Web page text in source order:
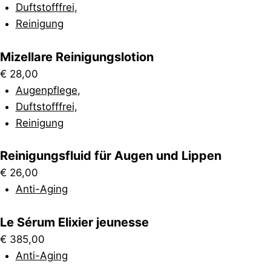
Duftstofffrei,
Reinigung
Mizellare Reinigungslotion
€ 28,00
Augenpflege,
Duftstofffrei,
Reinigung
Reinigungsfluid für Augen und Lippen
€ 26,00
Anti-Aging
Le Sérum Elixier jeunesse
€ 385,00
Anti-Aging